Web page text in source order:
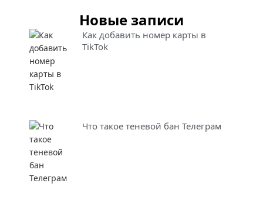
Новые записи
Как добавить номер карты в
TikTok
Что такое теневой бан Телеграм